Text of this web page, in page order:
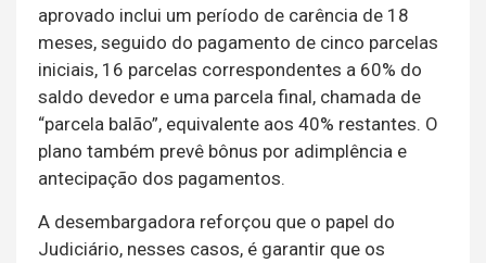
aprovado inclui um período de carência de 18
meses, seguido do pagamento de cinco parcelas
iniciais, 16 parcelas correspondentes a 60% do
saldo devedor e uma parcela final, chamada de
“parcela balão”, equivalente aos 40% restantes. O
plano também prevê bônus por adimplência e
antecipação dos pagamentos.
A desembargadora reforçou que o papel do
Judiciário, nesses casos, é garantir que os